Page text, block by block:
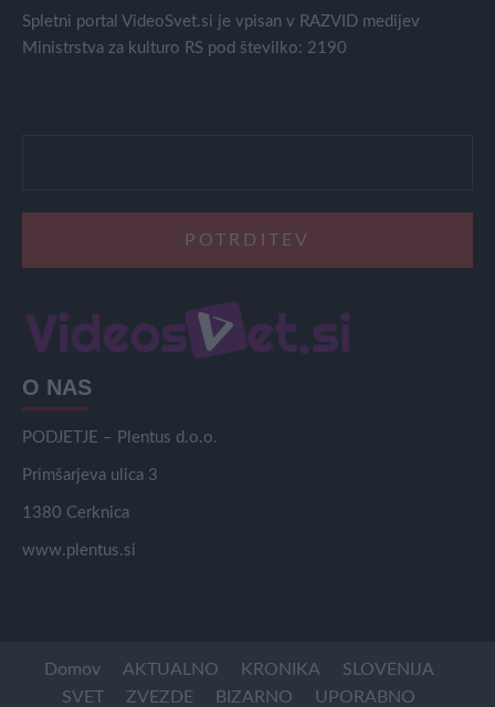
Spletni portal VideoSvet.si je vpisan v RAZVID medijev
Ministrstva za kulturo RS pod številko: 2190
O NAS
PODJETJE – Plentus d.o.o.
Primšarjeva ulica 3
1380 Cerknica
www.plentus.si
Domov AKTUALNO KRONIKA
SLOVENIJA
SVET
ZVEZDE BIZARNO UPORABNO